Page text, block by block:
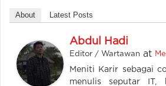
About Latest Posts
Abdul Hadi
Editor / Wartawan at
Meniti Karir sebagai
menulis seputar IT,